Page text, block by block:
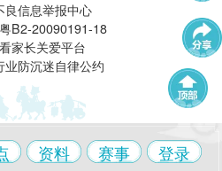
版
资料 赛事 登录
帮派联赛
赛事中心
良信息举报中心
B2-20090191-18
家长关爱平台
业防沉迷自律公约